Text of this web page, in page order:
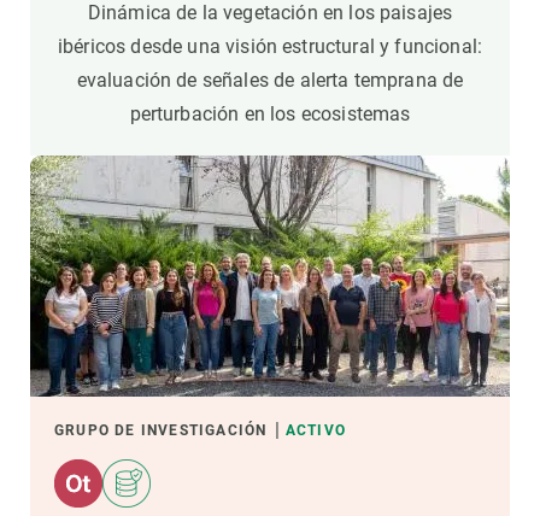
Dinámica de la vegetación en los paisajes
ibéricos desde una visión estructural y funcional:
evaluación de señales de alerta temprana de
perturbación en los ecosistemas
GRUPO DE INVESTIGACIÓN ACTIVO